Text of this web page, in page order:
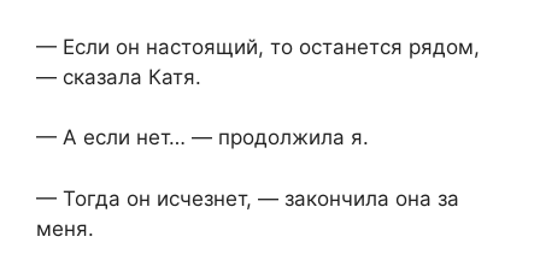
— Если он настоящий, то останется рядом,
— сказала Катя.
— А если нет… — продолжила я.
— Тогда он исчезнет, — закончила она за
меня.